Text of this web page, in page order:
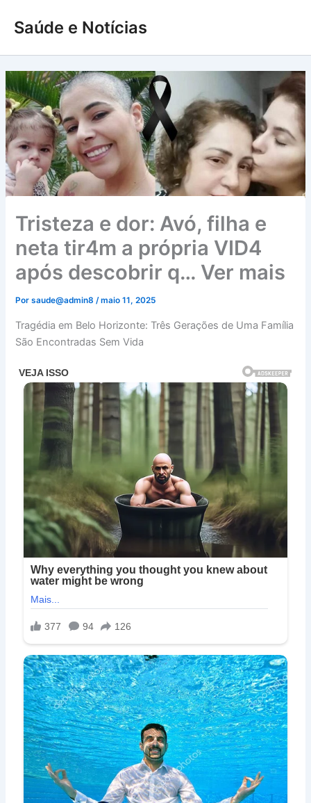
para
conteúdo
Saúde e Notícias
Tristeza e dor: Avó, filha e
neta tir4m a própria VID4
após descobrir q… Ver mais
Porsaude@admin8/maio 11, 2025
Tragédia em Belo Horizonte: Três Gerações de Uma Família
São Encontradas Sem Vida